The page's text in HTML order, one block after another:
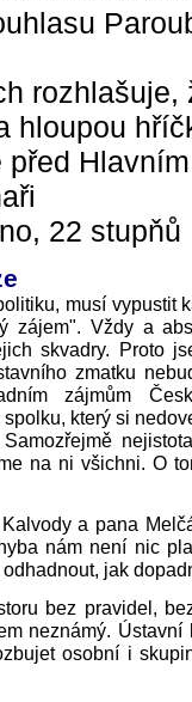
rozhlašuje,
hloupou
před Hlavním
22 stupňů
musí vypustit
zájem". Vždy a
skvadry. Proto
zmatku
zájmům
který si
na ni všichni. O
a pana
nám není nic
jak
bez pravidel,
neznámý. Ústavní
osobní i